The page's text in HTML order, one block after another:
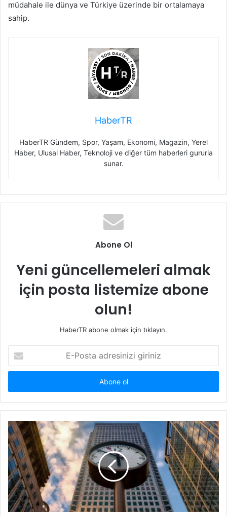
müdahale ile dünya ve Türkiye üzerinde bir ortalamaya
sahip.
HaberTR
HaberTR Gündem, Spor, Yaşam, Ekonomi, Magazin, Yerel
Haber, Ulusal Haber, Teknoloji ve diğer tüm haberleri gururla
sunar.
Abone Ol
Yeni güncellemeleri almak
için posta listemize abone
olun!
HaberTR abone olmak için tıklayın.
Posta
adresinizi